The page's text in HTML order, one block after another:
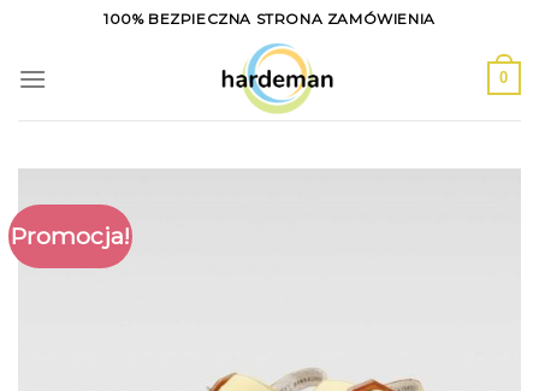
content
100% BEZPIECZNA STRONA ZAMÓWIENIA
0
Promocja!